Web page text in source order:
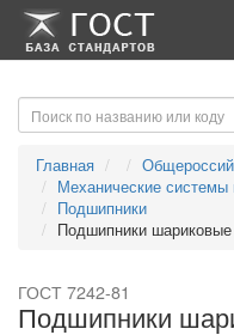
-->-->
Главная
Механические системы
Подшипники
Подшипники
ГОСТ 7242-81
Подшипники